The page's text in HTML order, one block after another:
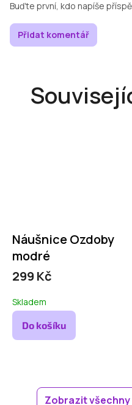
Náušnice Ozdoby
modré
299 Kč
Skladem
Do košíku
Zobrazit
Buďte první, kdo napíše
Přidat komentář